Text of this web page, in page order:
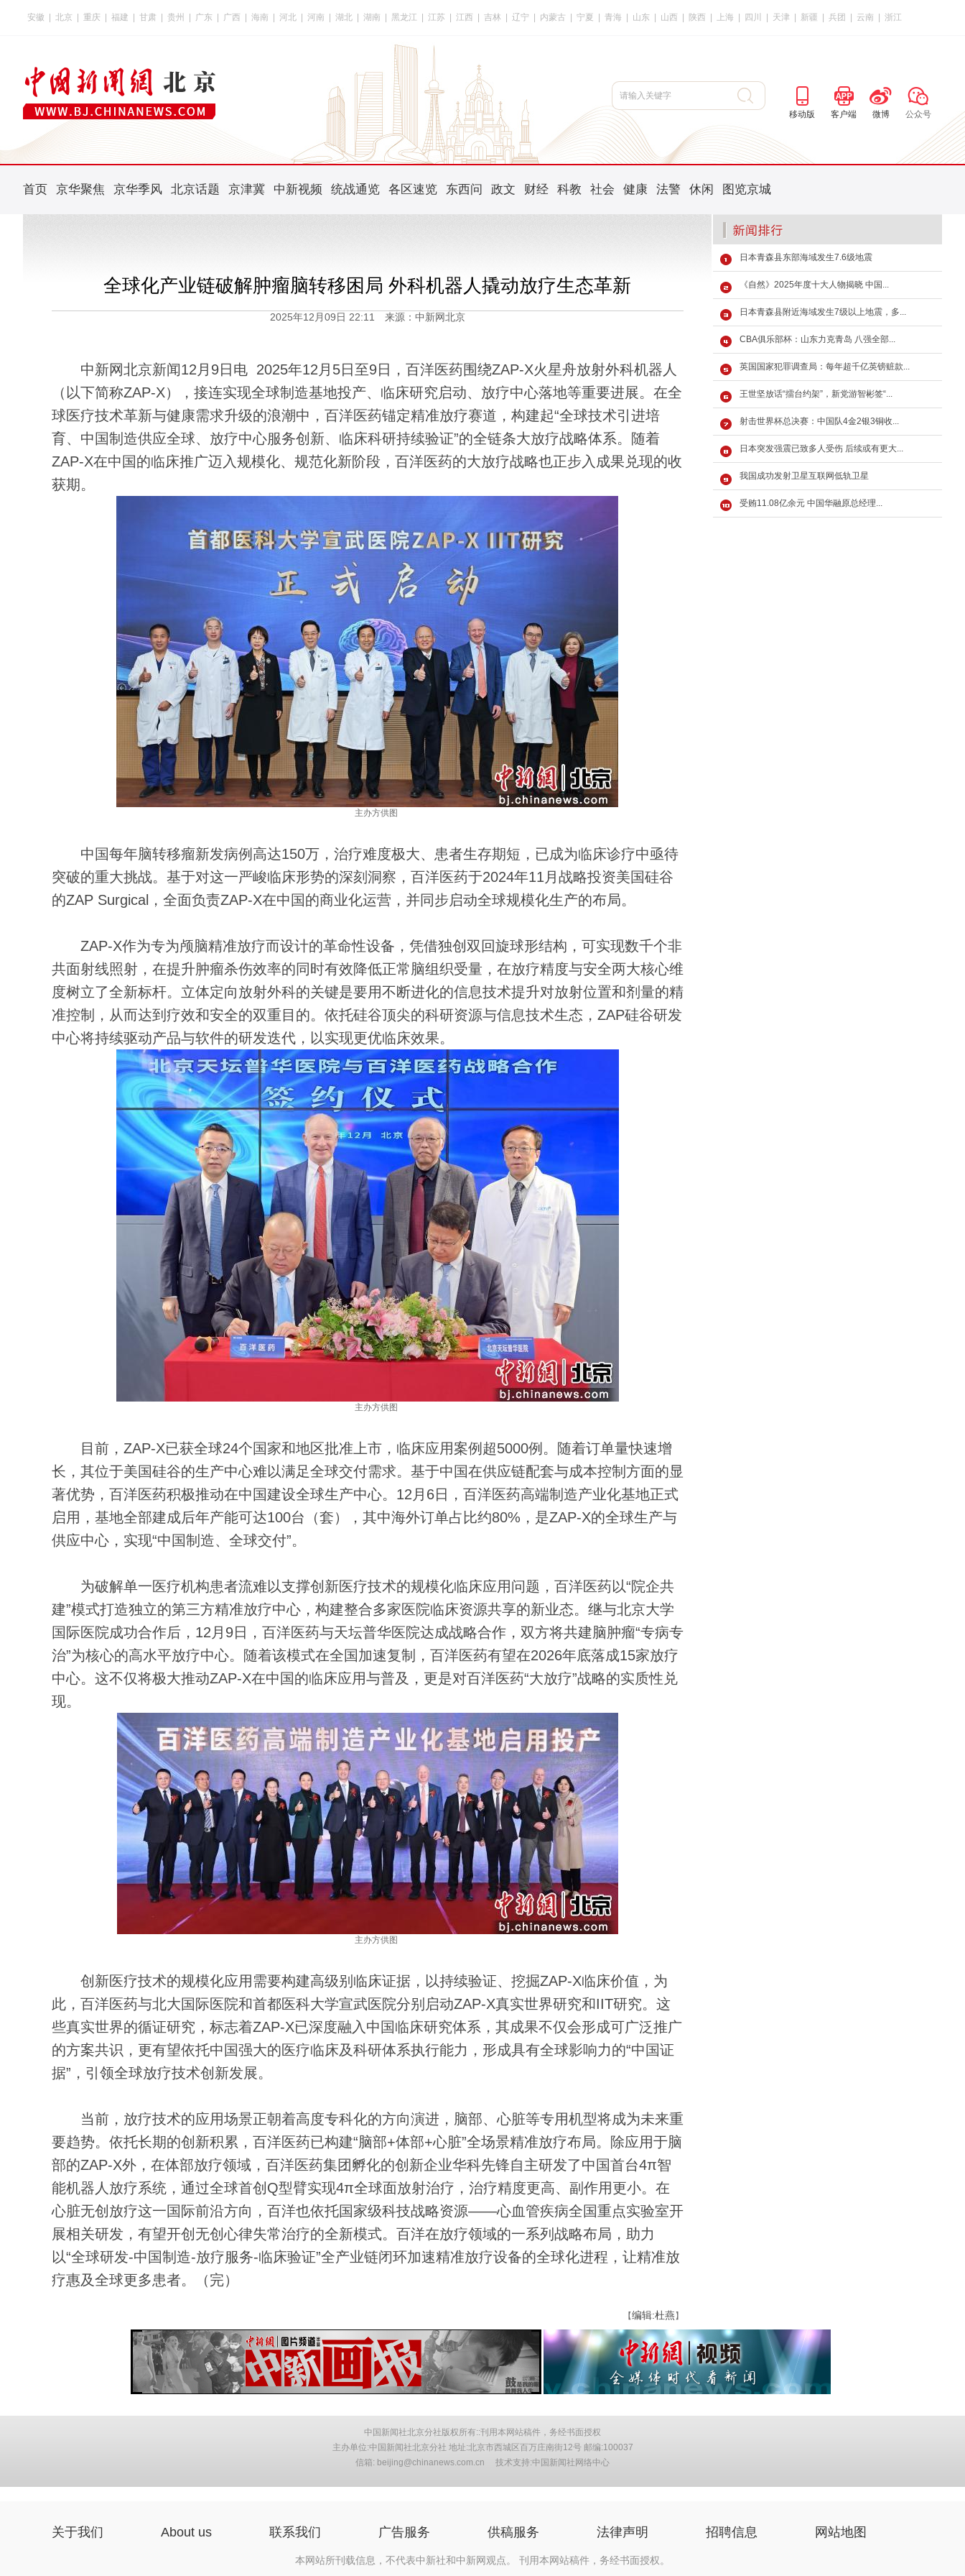
安徽 北京 重庆 福建 甘肃 贵州 广东 广西 海南 河北 河南 湖北 湖南 黑龙江 江苏 江西 吉林 辽宁 内蒙古 宁夏 青海 山东 山西 陕西 上海 四川 天津 新疆 兵团 云南 浙江
移动版 客户端 微博 公众号
首页 京华聚焦 京华季风 北京话题 京津冀 中新视频 统战通览 各区速览 东西问 政文 财经 科教 社会 健康 法警 休闲 图览京城
全球化产业链破解肿瘤脑转移困局 外科机器人撬动放疗生态革新
2025年12月09日 22:11 来源：中新网北京
中新网北京新闻12月9日电 2025年12月5日至9日，百洋医药围绕ZAP-X火星舟放射外科机器人
（以下简称ZAP-X），接连实现全球制造基地投产、临床研究启动、放疗中心落地等重要进展。在全
球医疗技术革新与健康需求升级的浪潮中，百洋医药锚定精准放疗赛道，构建起“全球技术引进培
育、中国制造供应全球、放疗中心服务创新、临床科研持续验证”的全链条大放疗战略体系。随着
ZAP-X在中国的临床推广迈入规模化、规范化新阶段，百洋医药的大放疗战略也正步入成果兑现的收
获期。
主办方供图
中国每年脑转移瘤新发病例高达150万，治疗难度极大、患者生存期短，已成为临床诊疗中亟待
突破的重大挑战。基于对这一严峻临床形势的深刻洞察，百洋医药于2024年11月战略投资美国硅谷
的ZAP Surgical，全面负责ZAP-X在中国的商业化运营，并同步启动全球规模化生产的布局。
ZAP-X作为专为颅脑精准放疗而设计的革命性设备，凭借独创双回旋球形结构，可实现数千个非
共面射线照射，在提升肿瘤杀伤效率的同时有效降低正常脑组织受量，在放疗精度与安全两大核心维
度树立了全新标杆。立体定向放射外科的关键是要用不断进化的信息技术提升对放射位置和剂量的精
准控制，从而达到疗效和安全的双重目的。依托硅谷顶尖的科研资源与信息技术生态，ZAP硅谷研发
中心将持续驱动产品与软件的研发迭代，以实现更优临床效果。
主办方供图
目前，ZAP-X已获全球24个国家和地区批准上市，临床应用案例超5000例。随着订单量快速增
长，其位于美国硅谷的生产中心难以满足全球交付需求。基于中国在供应链配套与成本控制方面的显
著优势，百洋医药积极推动在中国建设全球生产中心。12月6日，百洋医药高端制造产业化基地正式
启用，基地全部建成后年产能可达100台（套），其中海外订单占比约80%，是ZAP-X的全球生产与
供应中心，实现“中国制造、全球交付”。
为破解单一医疗机构患者流难以支撑创新医疗技术的规模化临床应用问题，百洋医药以“院企共
建”模式打造独立的第三方精准放疗中心，构建整合多家医院临床资源共享的新业态。继与北京大学
国际医院成功合作后，12月9日，百洋医药与天坛普华医院达成战略合作，双方将共建脑肿瘤“专病专
治”为核心的高水平放疗中心。随着该模式在全国加速复制，百洋医药有望在2026年底落成15家放疗
中心。这不仅将极大推动ZAP-X在中国的临床应用与普及，更是对百洋医药“大放疗”战略的实质性兑
现。
主办方供图
创新医疗技术的规模化应用需要构建高级别临床证据，以持续验证、挖掘ZAP-X临床价值，为
此，百洋医药与北大国际医院和首都医科大学宣武医院分别启动ZAP-X真实世界研究和IIT研究。这
些真实世界的循证研究，标志着ZAP-X已深度融入中国临床研究体系，其成果不仅会形成可广泛推广
的方案共识，更有望依托中国强大的医疗临床及科研体系执行能力，形成具有全球影响力的“中国证
据”，引领全球放疗技术创新发展。
当前，放疗技术的应用场景正朝着高度专科化的方向演进，脑部、心脏等专用机型将成为未来重
要趋势。依托长期的创新积累，百洋医药已构建“脑部+体部+心脏”全场景精准放疗布局。除应用于脑
部的ZAP-X外，在体部放疗领域，百洋医药集团孵化的创新企业华科先锋自主研发了中国首台4π智
能机器人放疗系统，通过全球首创Q型臂实现4π全球面放射治疗，治疗精度更高、副作用更小。在
心脏无创放疗这一国际前沿方向，百洋也依托国家级科技战略资源——心血管疾病全国重点实验室开
展相关研发，有望开创无创心律失常治疗的全新模式。百洋在放疗领域的一系列战略布局，助力
以“全球研发-中国制造-放疗服务-临床验证”全产业链闭环加速精准放疗设备的全球化进程，让精准放
疗惠及全球更多患者。（完）
【编辑:杜燕 】
日本青森县东部海域发生7.6级地震
《自然》2025年度十大人物揭晓 中国...
日本青森县附近海域发生7级以上地震，多...
CBA俱乐部杯：山东力克青岛 八强全部...
英国国家犯罪调查局：每年超千亿英镑赃款...
王世坚放话“擂台约架”，新党游智彬签“...
射击世界杯总决赛：中国队4金2银3铜收...
日本突发强震已致多人受伤 后续或有更大...
我国成功发射卫星互联网低轨卫星
受贿11.08亿余元 中国华融原总经理...
中国新闻社北京分社版权所有::刊用本网站稿件，务经书面授权
主办单位:中国新闻社北京分社 地址:北京市西城区百万庄南街12号 邮编:100037
信箱: beijing@chinanews.com.cn 技术支持:中国新闻社网络中心
关于我们 About us 联系我们 广告服务 供稿服务 法律声明 招聘信息 网站地图
本网站所刊载信息，不代表中新社和中新网观点。 刊用本网站稿件，务经书面授权。